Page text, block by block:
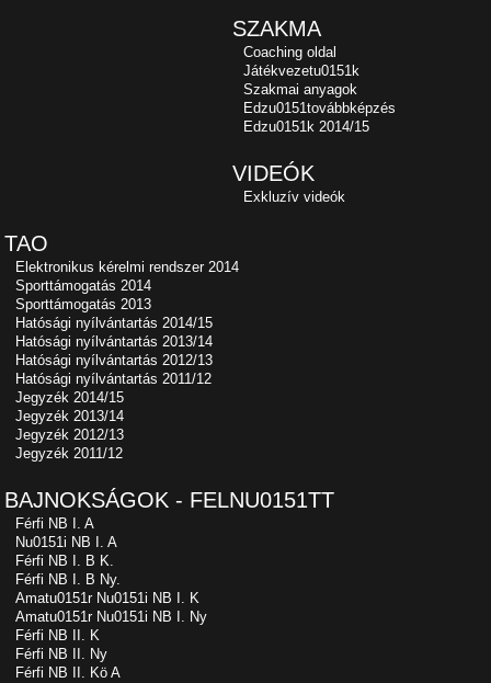
SZAKMA
Coaching oldal
Játékvezetu0151k
Szakmai anyagok
Edzu0151továbbképzés
Edzu0151k 2014/15
VIDEÓK
Exkluzív videók
TAO
Elektronikus kérelmi rendszer 2014
Sporttámogatás 2014
Sporttámogatás 2013
Hatósági nyílvántartás 2014/15
Hatósági nyílvántartás 2013/14
Hatósági nyílvántartás 2012/13
Hatósági nyílvántartás 2011/12
Jegyzék 2014/15
Jegyzék 2013/14
Jegyzék 2012/13
Jegyzék 2011/12
BAJNOKSÁGOK - FELNU0151TT
Férfi NB I. A
Nu0151i NB I. A
Férfi NB I. B K.
Férfi NB I. B Ny.
Amatu0151r Nu0151i NB I. K
Amatu0151r Nu0151i NB I. Ny
Férfi NB II. K
Férfi NB II. Ny
Férfi NB II. Kö A